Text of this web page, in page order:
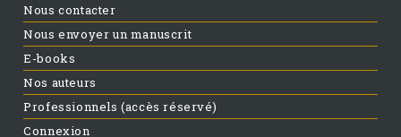
Nous contacter
Nous envoyer un manuscrit
E-books
Nos auteurs
Professionnels (accès réservé)
Connexion